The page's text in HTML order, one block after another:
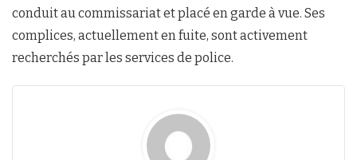
conduit au commissariat et placé en garde à vue. Ses
complices, actuellement en fuite, sont activement
recherchés par les services de police.